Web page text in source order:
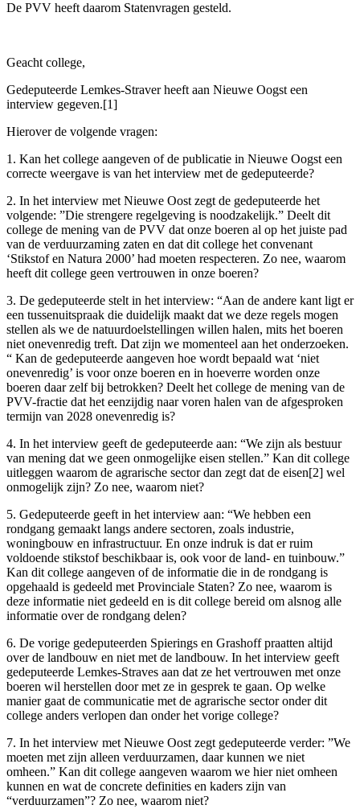
De PVV heeft daarom Statenvragen gesteld.
Geacht college,
Gedeputeerde Lemkes-Straver heeft aan Nieuwe Oogst een
interview gegeven.[1]
Hierover de volgende vragen:
1. Kan het college aangeven of de publicatie in Nieuwe Oogst een
correcte weergave is van het interview met de gedeputeerde?
2. In het interview met Nieuwe Oost zegt de gedeputeerde het
volgende: ”Die strengere regelgeving is noodzakelijk.” Deelt dit
college de mening van de PVV dat onze boeren al op het juiste pad
van de verduurzaming zaten en dat dit college het convenant
‘Stikstof en Natura 2000’ had moeten respecteren. Zo nee, waarom
heeft dit college geen vertrouwen in onze boeren?
3. De gedeputeerde stelt in het interview: “Aan de andere kant ligt er
een tussenuitspraak die duidelijk maakt dat we deze regels mogen
stellen als we de natuurdoelstellingen willen halen, mits het boeren
niet onevenredig treft. Dat zijn we momenteel aan het onderzoeken.
“ Kan de gedeputeerde aangeven hoe wordt bepaald wat ‘niet
onevenredig’ is voor onze boeren en in hoeverre worden onze
boeren daar zelf bij betrokken? Deelt het college de mening van de
PVV-fractie dat het eenzijdig naar voren halen van de afgesproken
termijn van 2028 onevenredig is?
4. In het interview geeft de gedeputeerde aan: “We zijn als bestuur
van mening dat we geen onmogelijke eisen stellen.” Kan dit college
uitleggen waarom de agrarische sector dan zegt dat de eisen[2] wel
onmogelijk zijn? Zo nee, waarom niet?
5. Gedeputeerde geeft in het interview aan: “We hebben een
rondgang gemaakt langs andere sectoren, zoals industrie,
woningbouw en infrastructuur. En onze indruk is dat er ruim
voldoende stikstof beschikbaar is, ook voor de land- en tuinbouw.”
Kan dit college aangeven of de informatie die in de rondgang is
opgehaald is gedeeld met Provinciale Staten? Zo nee, waarom is
deze informatie niet gedeeld en is dit college bereid om alsnog alle
informatie over de rondgang delen?
6. De vorige gedeputeerden Spierings en Grashoff praatten altijd
over de landbouw en niet met de landbouw. In het interview geeft
gedeputeerde Lemkes-Straves aan dat ze het vertrouwen met onze
boeren wil herstellen door met ze in gesprek te gaan. Op welke
manier gaat de communicatie met de agrarische sector onder dit
college anders verlopen dan onder het vorige college?
7. In het interview met Nieuwe Oost zegt gedeputeerde verder: ”We
moeten met zijn alleen verduurzamen, daar kunnen we niet
omheen.” Kan dit college aangeven waarom we hier niet omheen
kunnen en wat de concrete definities en kaders zijn van
“verduurzamen”? Zo nee, waarom niet?